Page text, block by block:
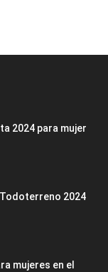
2024 para mujer
Todoterreno 2024
mujeres en el